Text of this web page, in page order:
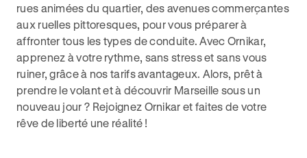
rues animées du quartier, des avenues commerçantes
aux ruelles pittoresques, pour vous préparer à
affronter tous les types de conduite. Avec Ornikar,
apprenez à votre rythme, sans stress et sans vous
ruiner, grâce à nos tarifs avantageux. Alors, prêt à
prendre le volant et à découvrir Marseille sous un
nouveau jour ? Rejoignez Ornikar et faites de votre
rêve de liberté une réalité !